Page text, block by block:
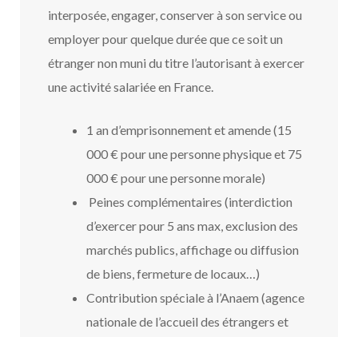
interposée, engager, conserver à son service ou
employer pour quelque durée que ce soit un
étranger non muni du titre l’autorisant à exercer
une activité salariée en France.
1 an d’emprisonnement et amende (15
000 € pour une personne physique et 75
000 € pour une personne morale)
Peines complémentaires (interdiction
d’exercer pour 5 ans max, exclusion des
marchés publics, affichage ou diffusion
de biens, fermeture de locaux…)
Contribution spéciale à l’Anaem (agence
nationale de l’accueil des étrangers et